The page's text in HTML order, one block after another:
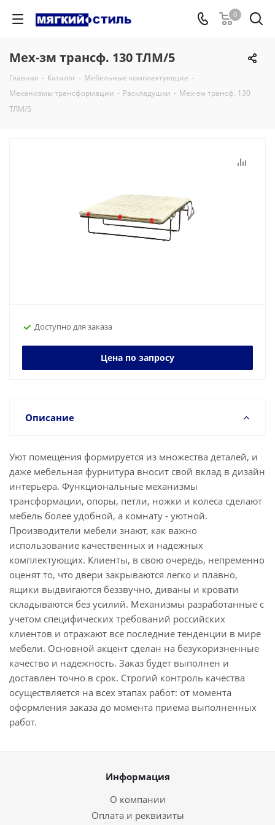
0
Мех-зм трансф. 130 ТЛМ/5
Главная - Каталог - Мебельные комплектующие -
Механизмы трансформации - Раскладушки - Мех-зм трансф. 130
ТЛМ/5
Доступно для заказа
Цена по запросу
Описание
Уют помещения формируется из множества деталей, и
даже мебельная фурнитура вносит свой вклад в дизайн
интерьера. Функциональные механизмы
трансформации, опоры, петли, ножки и колеса сделают
мебель более удобной, а комнату - уютной.
Производители мебели знают, как важно
использование качественных и надежных
комплектующих. Клиенты, в свою очередь, непременно
оценят то, что двери закрываются легко и плавно,
ящики выдвигаются беззвучно, диваны и кровати
складываются без усилий. Механизмы разработанные с
учетом специфических требований российских
клиентов и отражают все последние тенденции в мире
мебели. Основной акцент сделан на безукоризненные
качество и надежность. Заказ будет выполнен и
доставлен точно в срок. Строгий контроль качества
осуществляется на всех этапах работ: от момента
оформления заказа до момента приема выполненных
работ.
Информация
О компании
Оплата и реквизиты